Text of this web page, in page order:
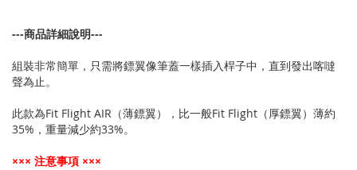
---商品詳細說明---
組裝非常簡單，只需將鏢翼像筆蓋一樣插入桿子中，直到發出喀噠
聲為止。
此款為Fit Flight AIR（薄鏢翼），比一般Fit Flight（厚鏢翼）薄約
35%，重量減少約33%。
××× 注意事項 ×××